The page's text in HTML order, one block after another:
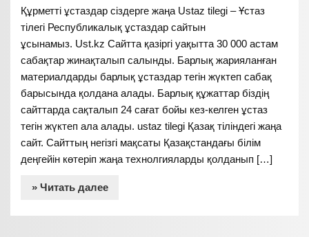
Құрметті ұстаздар сіздерге жаңа Ustaz tilegi – Ұстаз
тілегі Республикалық ұстаздар сайтын
ұсынамыз. Ust.kz Сайтта қазіргі уақытта 30 000 астам
сабақтар жинақталып салынды. Барлық жарияланған
материалдарды барлық ұстаздар тегін жүктеп сабақ
барысында қолдана алады. Барлық құжаттар біздің
сайттарда сақталып 24 сағат бойы кез-келген ұстаз
тегін жүктеп ала алады. ustaz tilegi Қазақ тіліндегі жаңа
сайт. Сайттың негізгі мақсаты Қазақстандағы білім
деңгейін көтеріп жаңа технолгияларды қолданып […]
» Читать далее